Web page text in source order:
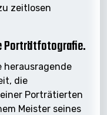
zeitlosen
Porträtfotografie.
herausragende
die
Porträtierten
Meister seines